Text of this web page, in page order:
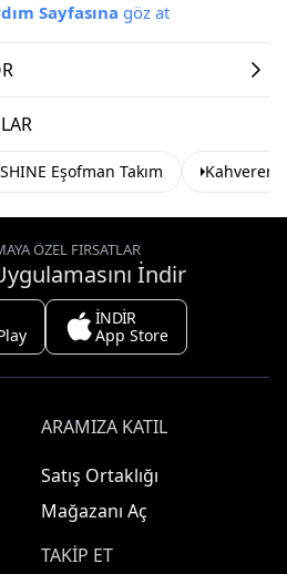
Sayfasına göz at
Eşofman Takım
ÖZEL FIRSATLAR
İndir
İNDİR
App Store
ARAMIZA KATIL
Satış Ortaklığı
Mağazanı Aç
TAKIP ET